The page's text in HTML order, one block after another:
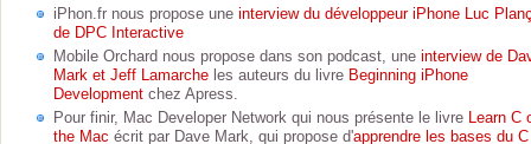
iPhon.fr nous propose une interview du développeur iPhone Luc
de DPC Interactive
Mobile Orchard nous propose dans son podcast, une interview de
Mark et Jeff Lamarche les auteurs du livre Beginning iPhone
Development chez Apress.
Pour finir, Mac Developer Network qui nous présente le livre Learn C
the Mac écrit par Dave Mark, qui propose d'apprendre les bases du C